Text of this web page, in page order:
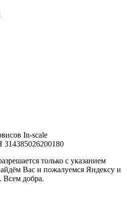
In-scale
только с указанием
Вас и пожалуемся Яндексу и
Всем добра.